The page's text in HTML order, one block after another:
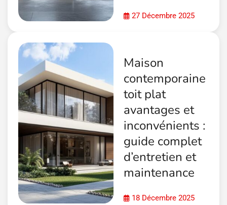
27 Décembre 2025
Maison
contemporaine
toit plat
avantages et
inconvénients :
guide complet
d’entretien et
maintenance
18 Décembre 2025